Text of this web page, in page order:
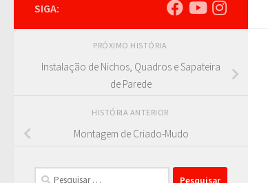
SIGA:
PRÓXIMO HISTÓRIA
Instalação de Nichos, Quadros e Sapateira
de Parede
HISTÓRIA ANTERIOR
Montagem de Criado-Mudo
Pesquisar